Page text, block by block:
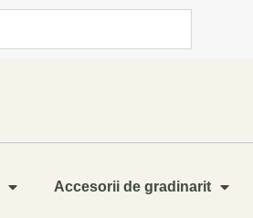
Accesorii de gradinarit